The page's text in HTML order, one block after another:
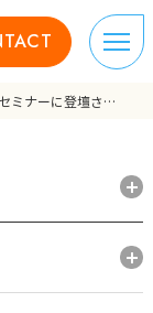
【信金中央金庫様主催】越境EC活用セミナーに登壇させていただきました。